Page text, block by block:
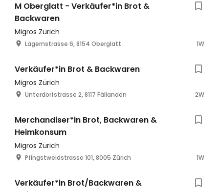
M Oberglatt - Verkäufer*in Brot &
Backwaren
Migros Zürich
Lägernstrasse 6, 8154 Oberglatt 1W
Verkäufer*in Brot & Backwaren
Migros Zürich
Unterdorfstrasse 2, 8117 Fällanden 2W
Merchandiser*in Brot, Backwaren &
Heimkonsum
Migros Zürich
Pfingstweidstrasse 101, 8005 Zürich 1W
Verkäufer*in Brot/Backwaren &